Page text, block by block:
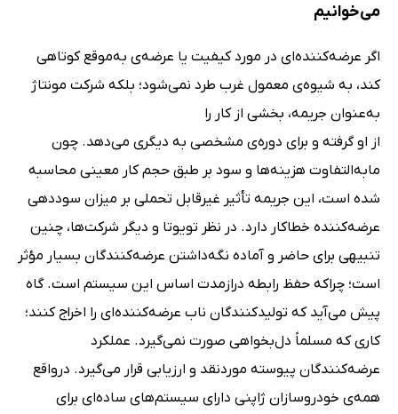
می‌خوانیم
اگر عرضه‌کننده‌اى در مورد کیفیت یا عرضه‌ی به‌موقع کوتاهى
کند، به شیوه‌ی معمول غرب طرد نمى‌شود؛ بلکه شرکت مونتاژ
به‌عنوان جریمه، بخشى از کار را
از او گرفته و براى دوره‌ی مشخصى به دیگرى مى‌دهد. چون
مابه‌التفاوت هزینه‌ها و سود بر طبق حجم کار معینى محاسبه
شده است، این جریمه تأثیر غیرقابل تحملى بر میزان سوددهى
عرضه‌کننده خطاکار دارد. در نظر تویوتا و دیگر شرکت‌ها، چنین
تنبیهى براى حاضر و آماده نگه‌داشتن عرضه‌کنندگان بسیار مؤثر
است؛ چراکه حفظ رابطه درازمدت اساس این سیستم است. گاه
پیش مى‌آید که تولیدکنندگان ناب عرضه‌کننده‌اى را اخراج کنند؛
کارى که مسلماً دل‌بخواهى صورت نمى‌گیرد. عملکرد
عرضه‌کنندگان پیوسته موردنقد و ارزیابى قرار مى‌گیرد. درواقع
همه‌ی خودروسازان ژاپنى داراى سیستم‌هاى ساده‌اى براى